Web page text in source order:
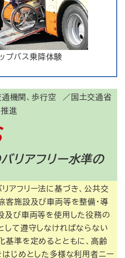
プバス乗降体験
／国土交通省
機関、歩行空
進
リアフリー水準の
アフリー法に基づき、公共交
客施設及び車両等を整備・導
及び車両等を使用した役務の
して遵守しなければならない
基準を定めるとともに、高齢
はじめとした多様な利用者ニー